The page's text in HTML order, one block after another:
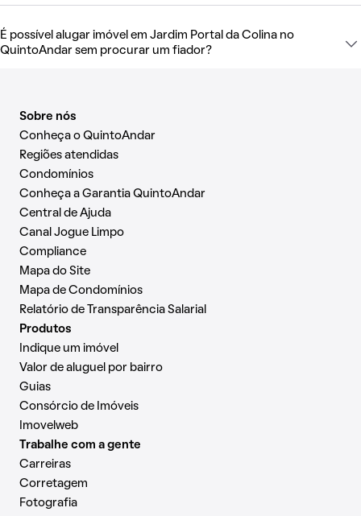
É possível alugar imóvel em Jardim Portal da Colina no
QuintoAndar sem procurar um fiador?
Sobre nós
Conheça o QuintoAndar
Regiões atendidas
Condomínios
Conheça a Garantia QuintoAndar
Central de Ajuda
Canal Jogue Limpo
Compliance
Mapa do Site
Mapa de Condomínios
Relatório de Transparência Salarial
Produtos
Indique um imóvel
Valor de aluguel por bairro
Guias
Consórcio de Imóveis
Imovelweb
Trabalhe com a gente
Carreiras
Corretagem
Fotografia